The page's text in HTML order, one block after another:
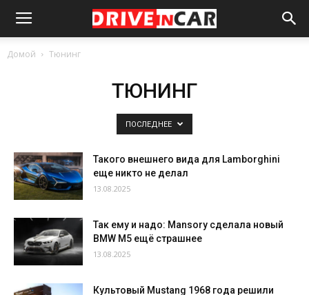
Домой Тюнинг
ТЮНИНГ
ПОСЛЕДНЕЕ
Такого внешнего вида для Lamborghini
еще никто не делал
13.08.2025
Так ему и надо: Mansory сделала новый
BMW M5 ещё страшнее
13.08.2025
Культовый Mustang 1968 года решили